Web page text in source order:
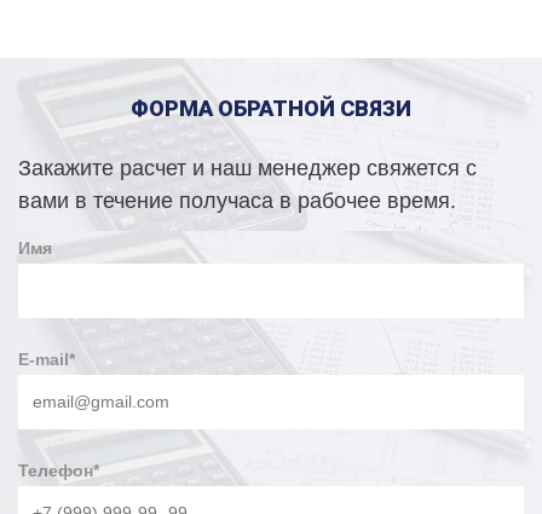
ФОРМА ОБРАТНОЙ СВЯЗИ
Закажите расчет и наш менеджер свяжется с
вами в течение получаса в рабочее время.
Имя
E-mail*
Телефон*